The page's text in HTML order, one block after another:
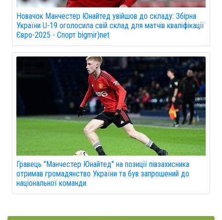
Новачок Манчестер Юнайтед увійшов до складу: Збірна
України U-19 оголосила свій склад для матчів кваліфікації
Євро-2025 - Спорт bigmir)net
Гравець "Манчестер Юнайтед" на позиції півзахисника
отримав громадянство України та був запрошений до
національної команди.